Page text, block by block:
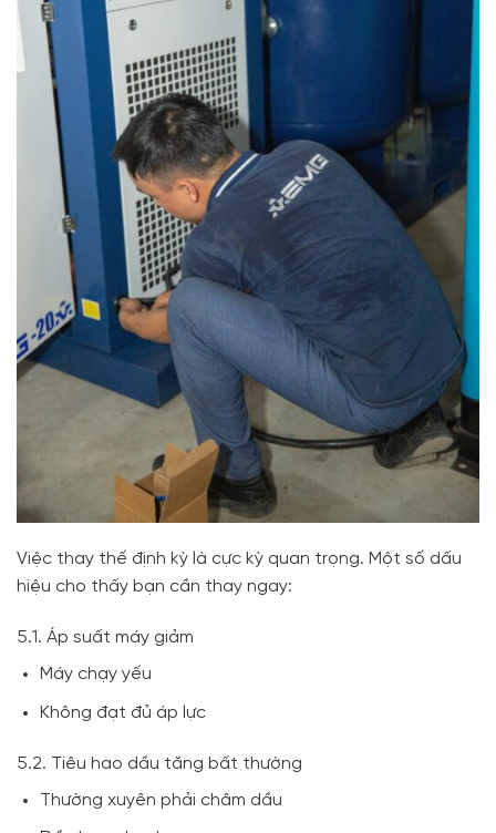
Việc thay thế định kỳ là cực kỳ quan trọng. Một số dấu
hiệu cho thấy bạn cần thay ngay:
5.1. Áp suất máy giảm
Máy chạy yếu
Không đạt đủ áp lực
5.2. Tiêu hao dầu tăng bất thường
Thường xuyên phải châm dầu